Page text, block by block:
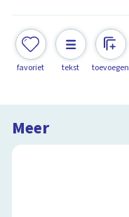
favoriet tekst toevoegen
Meer